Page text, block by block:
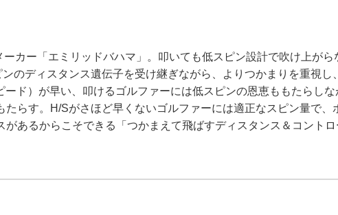
カー「エミリッドバハマ」。叩いても低スピン設計で吹け上が
のディスタンス遺伝子を受け継ぎながら、よりつかまりを重視
ド）が早い、叩けるゴルファーには低スピンの恩恵ももたらし
らす。H/Sがさほど早くないゴルファーには適正なスピン量で、
あるからこそできる「つかまえて飛ばすディスタンス＆コント